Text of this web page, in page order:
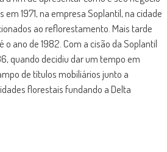
1971, na empresa Soplantil, na cidade
ao reflorestamento. Mais tarde
ano de 1982. Com a cisão da Soplantil
quando decidiu dar um tempo em
de títulos mobiliários junto a
florestais fundando a Delta